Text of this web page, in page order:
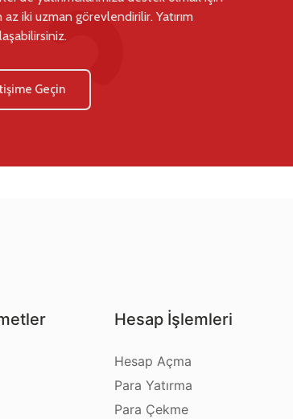
iki uzman görevlendirilir. Yatırım
Geçin
Hesap İşlemleri
Hesap Açma
Para Yatırma
Para Çekme